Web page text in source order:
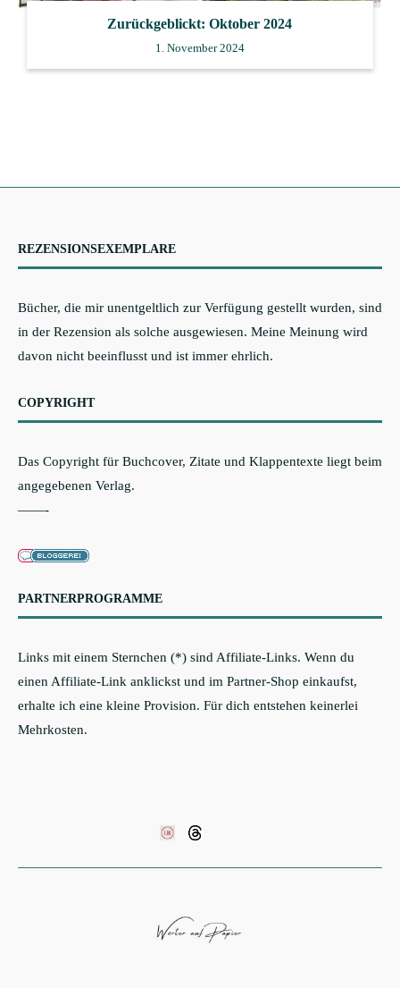
Zurückgeblickt: Oktober 2024
1. November 2024
REZENSIONSEXEMPLARE
Bücher, die mir unentgeltlich zur Verfügung gestellt wurden, sind
in der Rezension als solche ausgewiesen. Meine Meinung wird
davon nicht beeinflusst und ist immer ehrlich.
COPYRIGHT
Das Copyright für Buchcover, Zitate und Klappentexte liegt beim
angegebenen Verlag.
——-
PARTNERPROGRAMME
Links mit einem Sternchen (*) sind Affiliate-Links. Wenn du
einen Affiliate-Link anklickst und im Partner-Shop einkaufst,
erhalte ich eine kleine Provision. Für dich entstehen keinerlei
Mehrkosten.